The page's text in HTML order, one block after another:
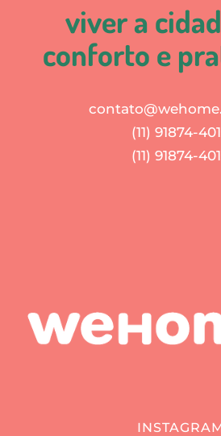
viver a
conforto e
(11) 91874-
(11) 91874-